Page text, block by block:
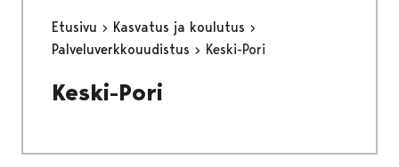
Etusivu
Kasvatus ja koulutus
Palveluverkkouudistus
Keski-Pori
Keski-Pori